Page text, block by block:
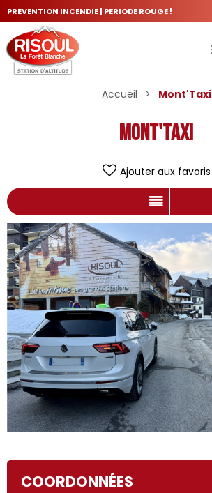
PREVENTION INCENDIE | PERIODE ROUGE !
Accueil > Mont'Taxi
Mont'Taxi
Ajouter aux favoris
COORDONNÉES